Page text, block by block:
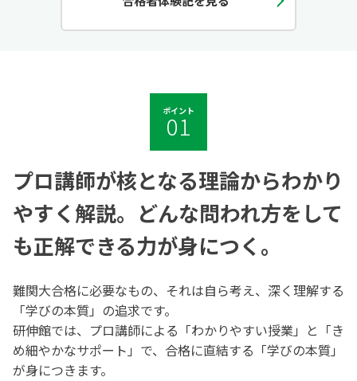
ポイント
01
プロ講師が核となる理論からわかり
やすく解説。 どんな問われ方をして
も正解できる力が身につく。
難関大合格に必要なもの、それは自ら考え、深く理解する
「学びの本質」の追求です。
研伸館では、プロ講師による「わかりやすい授業」と「き
め細やかなサポート」で、合格に直結する「学びの本質」
が身につきます。